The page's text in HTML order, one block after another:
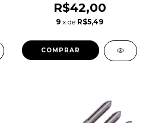
R$42,00
9 x de R$5,49